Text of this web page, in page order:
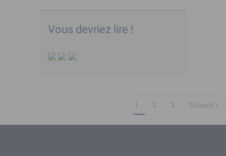
Vous devriez lire !
1 2 3 Suivant »